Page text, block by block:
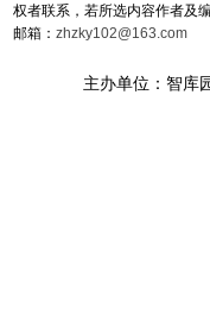
权者联系，若所选内容作者及
邮箱： zhzky102@163.com
主办单位：智库